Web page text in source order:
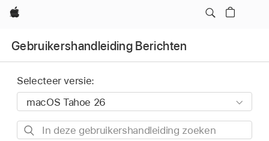
Apple
Gebruikershandleiding Berichten
Selecteer versie:
In